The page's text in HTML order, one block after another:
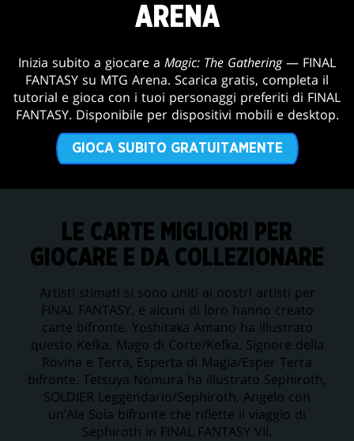
ARENA
Inizia subito a giocare a Magic: The Gathering— FINAL
FANTASY su MTG Arena. Scarica gratis, completa il
tutorial e gioca con i tuoi personaggi preferiti di FINAL
FANTASY. Disponibile per dispositivi mobili e desktop.
GIOCA SUBITO GRATUITAMENTE
LE CARTE MIGLIORI PER
GIOCARE E DA COLLEZIONARE
Artisti stimati si sono uniti ai nostri artisti per
FINAL FANTASY, e alcuni di loro hanno creato
carte bifronte. Yoshitaka Amano ha illustrato
questo Kefka, Mago di Corte/Kefka, Signore della
Rovina e Terra, Esperta di Magia/Esper Terra
bifronte. Tetsuya Nomura ha illustrato Sephiroth,
SOLDIER Leggendario/Sephiroth, Angelo con
un’Ala Sola bifronte che riflette il viaggio di
Sephiroth in FINAL FANTASY VII.